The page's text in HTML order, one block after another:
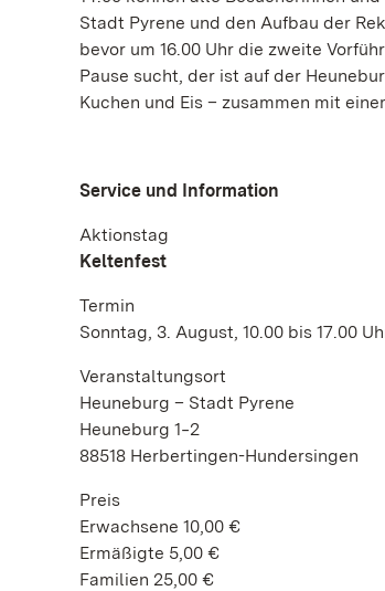
Stadt Pyrene und den Aufbau der
bevor um 16.00 Uhr die zweite
Pause sucht, der ist auf der
Kuchen und Eis – zusammen mit
Service und Information
Aktionstag
Keltenfest
Termin
Sonntag, 3. August, 10.00 bis 17.00
Veranstaltungsort
Heuneburg – Stadt Pyrene
Heuneburg 1‒2
88518 Herbertingen-Hundersingen
Preis
Erwachsene 10,00 €
Ermäßigte 5,00 €
Familien 25,00 €